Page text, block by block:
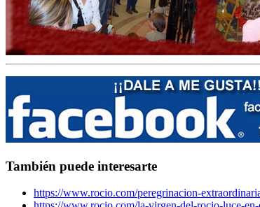
También puede interesarte
https://www.rocio.com/peregrinacion-